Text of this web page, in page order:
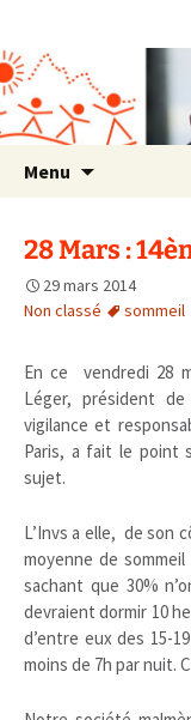
Rhône Alpes
Un environnement
la santé de tous
Menu
28 Mars :
29 mars 2014
Non classé
sommeil
En ce vendredi 28
Léger, président
vigilance et
Paris, a fait le point
sujet.
L’Invs a elle, de son
moyenne de
sachant que 30%
devraient dormir 10
d’entre eux des 15-
moins de 7h par nuit.